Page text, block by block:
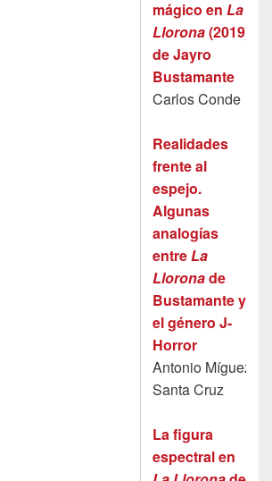
mágico enLa
Llorona(2019)
de Jayro
Bustamante
Carlos Conde
Realidades
frente al
espejo.
Algunas
analogías
entreLa
Lloronade
Bustamante y
el género J-
Horror
Antonio Míguez
Santa Cruz
La figura
espectral en